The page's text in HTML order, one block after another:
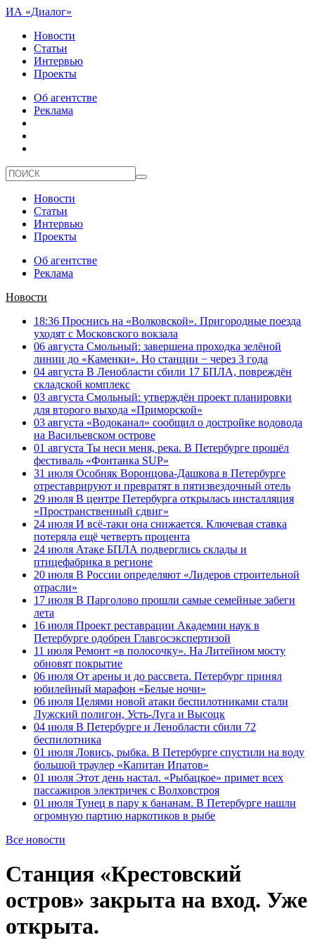
ИА «Диалог»
Новости
Статьи
Интервью
Проекты
Об агентстве
Реклама
Новости
Статьи
Интервью
Проекты
Об агентстве
Реклама
Новости
18:36 Проснись на «Волковской». Пригородные поезда
уходят с Московского вокзала
06 августа Смольный: завершена проходка зелёной
линии до «Каменки». Но станции − через 3 года
04 августа В Ленобласти сбили 17 БПЛА, повреждён
складской комплекс
03 августа Смольный: утверждён проект планировки
для второго выхода «Приморской»
03 августа «Водоканал» сообщил о достройке водовода
на Васильевском острове
01 августа Ты неси меня, река. В Петербурге прошёл
фестиваль «Фонтанка SUP»
31 июля Особняк Воронцова-Дашкова в Петербурге
отреставрируют и превратят в пятизвездочный отель
29 июля В центре Петербурга открылась инсталляция
«Пространственный сдвиг»
24 июля И всё-таки она снижается. Ключевая ставка
потеряла ещё четверть процента
24 июля Атаке БПЛА подверглись склады и
птицефабрика в регионе
20 июля В России определяют «Лидеров строительной
отрасли»
17 июля В Парголово прошли самые семейные забеги
лета
16 июля Проект реставрации Академии наук в
Петербурге одобрен Главгосэкспертизой
11 июля Ремонт «в полосочку». На Литейном мосту
обновят покрытие
06 июля От арены и до рассвета. Петербург принял
юбилейный марафон «Белые ночи»
06 июля Целями новой атаки беспилотниками стали
Лужский полигон, Усть-Луга и Высоцк
04 июля В Петербурге и Ленобласти сбили 72
беспилотника
01 июля Ловись, рыбка. В Петербурге спустили на воду
большой траулер «Капитан Ипатов»
01 июля Этот день настал. «Рыбацкое» примет всех
пассажиров электричек с Волховстроя
01 июля Тунец в пару к бананам. В Петербурге нашли
огромную партию наркотиков в рыбе
Все новости
Станция «Крестовский
остров» закрыта на вход. Уже
открыта.